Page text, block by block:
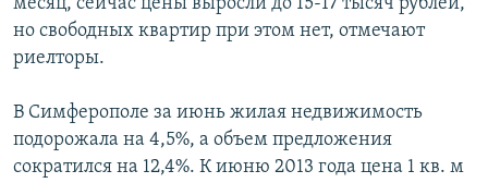
месяц, сейчас цены выросли до 15-17 тысяч рублей,
но свободных квартир при этом нет, отмечают
риелторы.
В Симферополе за июнь жилая недвижимость
подорожала на 4,5%, а объем предложения
сократился на 12,4%. К июню 2013 года цена 1 кв. м